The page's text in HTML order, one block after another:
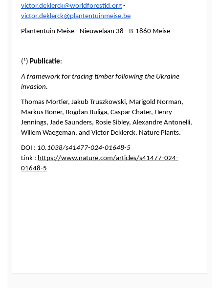
victor.deklerck@worldforestid.org
victor.deklerck@plantentuinmeise.be
Plantentuin Meise - Nieuwelaan 38 - B-1860 Meise
( 1 ) Publicatie:
A framework for tracing timber following the Ukraine
invasion.
Thomas Mortier, Jakub Truszkowski, Marigold Norman,
Markus Boner, Bogdan Buliga, Caspar Chater, Henry
Jennings, Jade Saunders, Rosie Sibley, Alexandre Antonelli,
Willem Waegeman, and Victor Deklerck. Nature Plants.
DOI : 10.1038/s41477-024-01648-5
Link : https://www.nature.com/articles/s41477-024-
01648-5